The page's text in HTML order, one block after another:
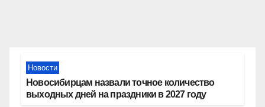
Новости
Новосибирцам назвали точное количество
выходных дней на праздники в 2027 году